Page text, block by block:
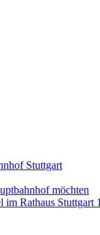
Stuttgart
möchten
im Rathaus Stuttgart